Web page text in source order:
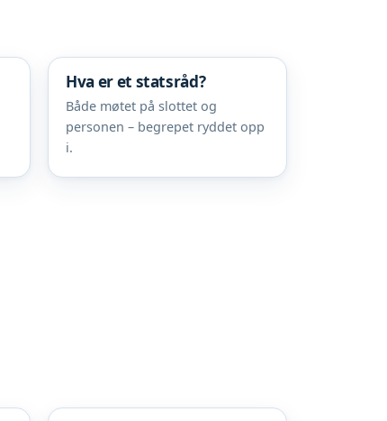
Hva er et statsråd?
Både møtet på slottet og
personen – begrepet ryddet opp
i.